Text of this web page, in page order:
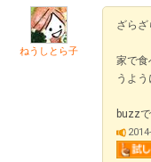
ねうしとら子
ざらざ
家で食
うよう
buzz